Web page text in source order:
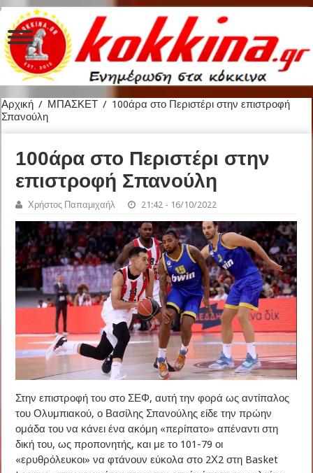
Αρχική / ΜΠΑΣΚΕΤ / 100άρα στο Περιστέρι στην επιστροφή
Σπανούλη
100άρα στο Περιστέρι στην
επιστροφή Σπανούλη
Χρήστος Παπαμιχαήλ 21:42 - 16/10/2022
Στην επιστροφή του στο ΣΕΦ, αυτή την φορά ως αντίπαλος
του Ολυμπιακού, ο Βασίλης Σπανούλης είδε την πρώην
ομάδα του να κάνει ένα ακόμη «περίπατο» απέναντι στη
δική του, ως προπονητής, και με το 101-79 οι
«ερυθρόλευκοι» να φτάνουν εύκολα στο 2Χ2 στη Basket